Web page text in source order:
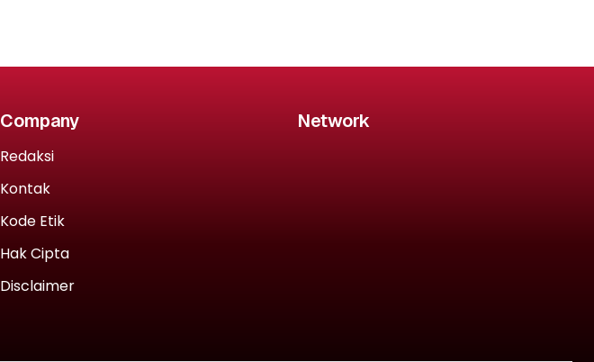
Company
Redaksi
Kontak
Kode Etik
Hak Cipta
Disclaimer
Network